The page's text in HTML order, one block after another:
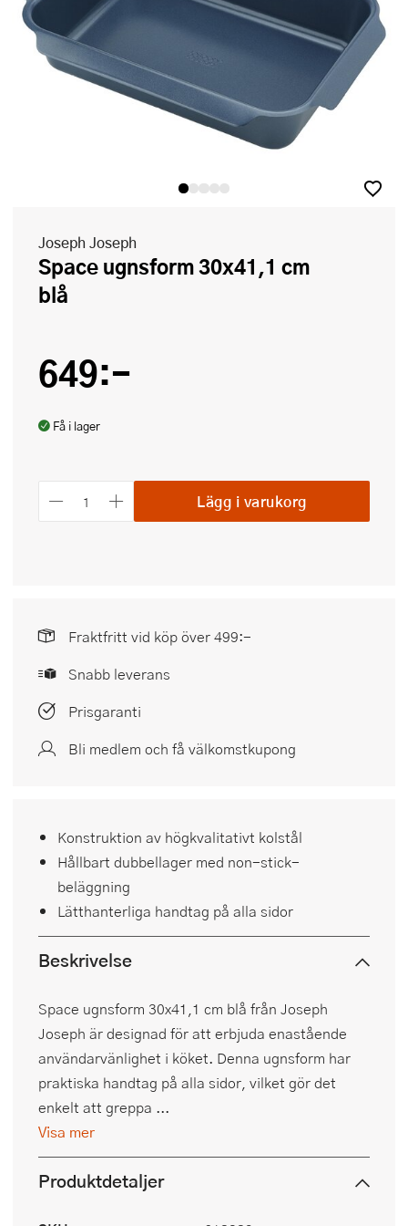
Joseph Joseph
Space ugnsform 30x41,1 cm
blå
649:-
Få i lager
Lägg i varukorg
Fraktfritt vid köp över 499:-
Snabb leverans
Prisgaranti
Bli medlem och få välkomstkupong
Konstruktion av högkvalitativt kolstål
Hållbart dubbellager med non-stick-
beläggning
Lätthanterliga handtag på alla sidor
Beskrivelse
Space ugnsform 30x41,1 cm blå från Joseph
Joseph är designad för att erbjuda enastående
användarvänlighet i köket. Denna ugnsform har
praktiska handtag på alla sidor, vilket gör det
enkelt att greppa ...
Visa mer
Produktdetaljer